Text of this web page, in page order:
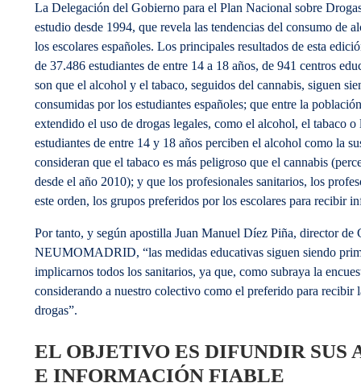
La Delegación del Gobierno para el Plan Nacional sobre
estudio desde 1994, que revela las tendencias del consumo de
los escolares españoles. Los principales resultados de esta
de 37.486 estudiantes de entre 14 a 18 años, de 941 centros
son que el alcohol y el tabaco, seguidos del cannabis, siguen
consumidas por los estudiantes españoles; que entre la
extendido el uso de drogas legales, como el alcohol, el tabaco o
estudiantes de entre 14 y 18 años perciben el alcohol como la
consideran que el tabaco es más peligroso que el cannabis
desde el año 2010); y que los profesionales sanitarios, los
este orden, los grupos preferidos por los escolares para recibir
Por tanto, y según apostilla Juan Manuel Díez Piña, director de
NEUMOMADRID, “las medidas educativas siguen siendo
implicarnos todos los sanitarios, ya que, como subraya la
considerando a nuestro colectivo como el preferido para recibir
drogas”.
EL OBJETIVO ES DIFUNDIR SUS
E INFORMACIÓN FIABLE